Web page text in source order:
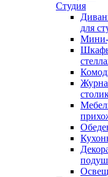
Студия
для